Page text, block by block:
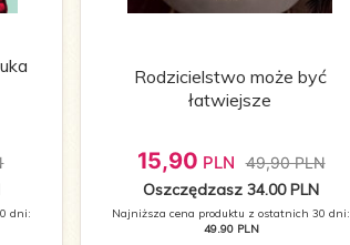
dni:
Rodzicielstwo może być
łatwiejsze
15,90 PLN 49,90 PLN
Oszczędzasz 34.00 PLN
Najniższa cena produktu z ostatnich 30 dni:
49.90 PLN